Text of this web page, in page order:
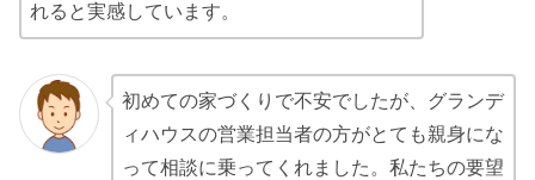
れると実感しています。
初めての家づくりで不安でしたが、グランデ
ィハウスの営業担当者の方がとても親身にな
って相談に乗ってくれました。私たちの要望